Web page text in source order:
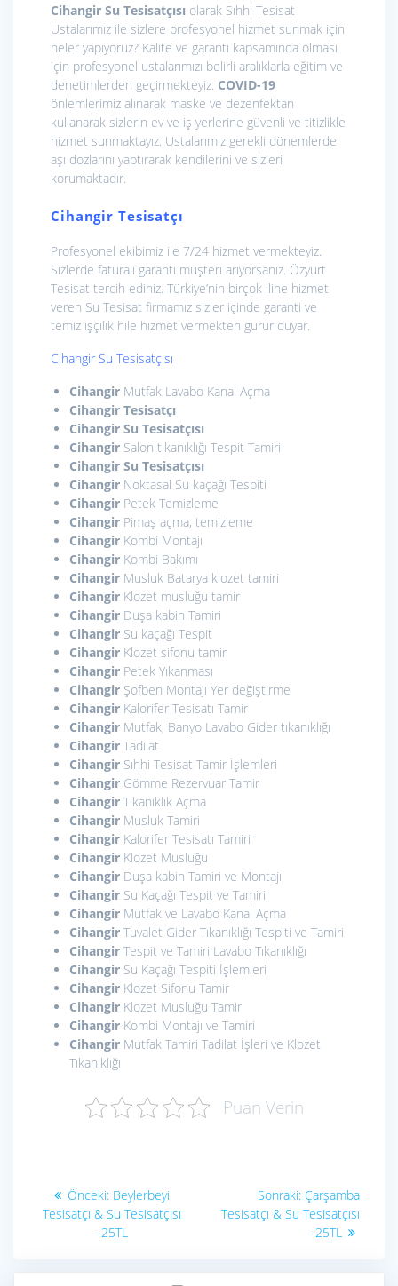
Cihangir Su Tesisatçısı olarak Sıhhi Tesisat
Ustalarımız ile sizlere profesyonel hizmet sunmak için
neler yapıyoruz? Kalite ve garanti kapsamında olması
için profesyonel ustalarımızı belirli aralıklarla eğitim ve
denetimlerden geçirmekteyiz. COVID-19
önlemlerimiz alınarak maske ve dezenfektan
kullanarak sizlerin ev ve iş yerlerine güvenli ve titizlikle
hizmet sunmaktayız. Ustalarımız gerekli dönemlerde
aşı dozlarını yaptırarak kendilerini ve sizleri
korumaktadır.
Cihangir Tesisatçı
Profesyonel ekibimiz ile 7/24 hizmet vermekteyiz.
Sizlerde faturalı garanti müşteri arıyorsanız. Özyurt
Tesisat tercih ediniz. Türkiye’nin birçok iline hizmet
veren Su Tesisat firmamız sizler içinde garanti ve
temiz işçilik hile hizmet vermekten gurur duyar.
Cihangir Su Tesisatçısı
Cihangir Mutfak Lavabo Kanal Açma
Cihangir Tesisatçı
Cihangir Su Tesisatçısı
Cihangir Salon tıkanıklığı Tespit Tamiri
Cihangir Su Tesisatçısı
Cihangir Noktasal Su kaçağı Tespiti
Cihangir Petek Temizleme
Cihangir Pimaş açma, temizleme
Cihangir Kombi Montajı
Cihangir Kombi Bakımı
Cihangir Musluk Batarya klozet tamiri
Cihangir Klozet musluğu tamir
Cihangir Duşa kabin Tamiri
Cihangir Su kaçağı Tespit
Cihangir Klozet sifonu tamir
Cihangir Petek Yıkanması
Cihangir Şofben Montajı Yer değiştirme
Cihangir Kalorifer Tesisatı Tamir
Cihangir Mutfak, Banyo Lavabo Gider tıkanıklığı
Cihangir Tadilat
Cihangir Sıhhi Tesisat Tamir İşlemleri
Cihangir Gömme Rezervuar Tamir
Cihangir Tıkanıklık Açma
Cihangir Musluk Tamiri
Cihangir Kalorifer Tesisatı Tamiri
Cihangir Klozet Musluğu
Cihangir Duşa kabin Tamiri ve Montajı
Cihangir Su Kaçağı Tespit ve Tamiri
Cihangir Mutfak ve Lavabo Kanal Açma
Cihangir Tuvalet Gider Tıkanıklığı Tespiti ve Tamiri
Cihangir Tespit ve Tamiri Lavabo Tıkanıklığı
Cihangir Su Kaçağı Tespiti İşlemleri
Cihangir Klozet Sifonu Tamir
Cihangir Klozet Musluğu Tamir
Cihangir Kombi Montajı ve Tamiri
Cihangir Mutfak Tamiri Tadilat İşleri ve Klozet
Tıkanıklığı
Puan Verin
Yazı
gezinmesi
Önceki: Önceki
yazı:
Beylerbeyi
Tesisatçı & Su Tesisatçısı
-25TL
Sonraki: Sonraki
yazı:
Çarşamba
Tesisatçı & Su Tesisatçısı
-25TL